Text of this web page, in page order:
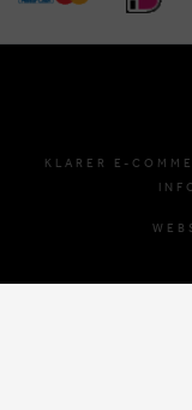
KLARER E-